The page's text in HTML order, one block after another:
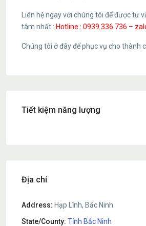
Liên hệ ngay với chúng tôi để được tư
tâm nhất : Hotline : 0939.336.736 –
Chúng tôi ở đây để phục vụ cho thành
Tiết kiệm năng lượng
Địa chỉ
Address: Hạp Lĩnh, Bắc Ninh
State/County: Tỉnh Bắc Ninh